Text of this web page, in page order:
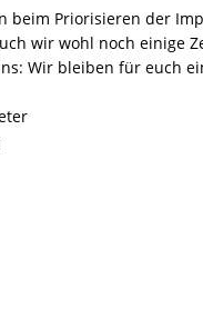
beim Priorisieren der
wir wohl noch einige
Wir bleiben für euch